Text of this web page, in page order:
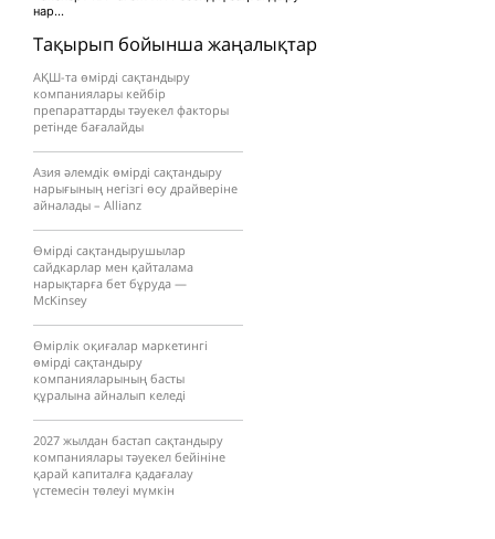
Тақырып бойынша жаңалықтар
АҚШ-та өмірді сақтандыру
компаниялары кейбір
препараттарды тәуекел факторы
ретінде бағалайды
Азия әлемдік өмірді сақтандыру
нарығының негізгі өсу драйверіне
айналады – Allianz
Өмірді сақтандырушылар
сайдкарлар мен қайталама
нарықтарға бет бұруда —
McKinsey
Өмірлік оқиғалар маркетингі
өмірді сақтандыру
компанияларының басты
құралына айналып келеді
2027 жылдан бастап сақтандыру
компаниялары тәуекел бейініне
қарай капиталға қадағалау
үстемесін төлеуі мүмкін
нар...